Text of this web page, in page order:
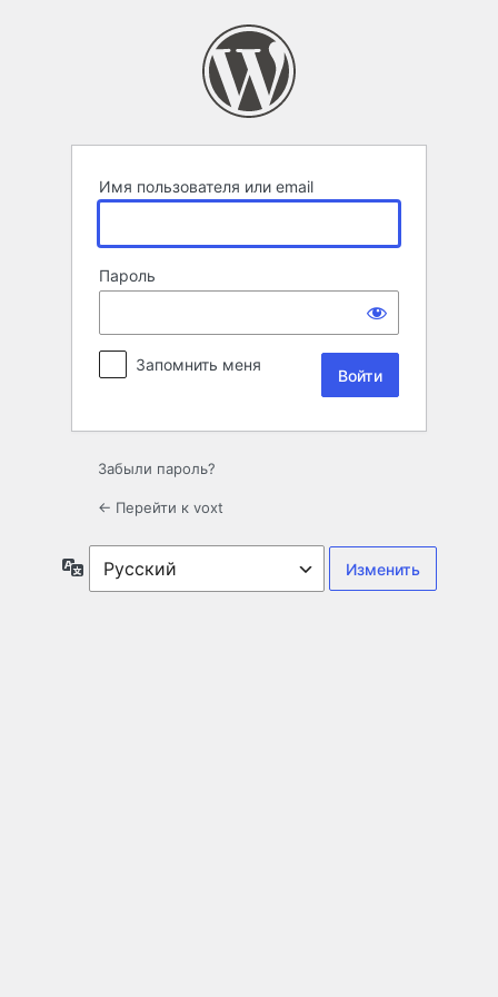
Имя пользователя или email
Пароль
Запомнить меня
Забыли пароль?
← Перейти к voxt
Язык